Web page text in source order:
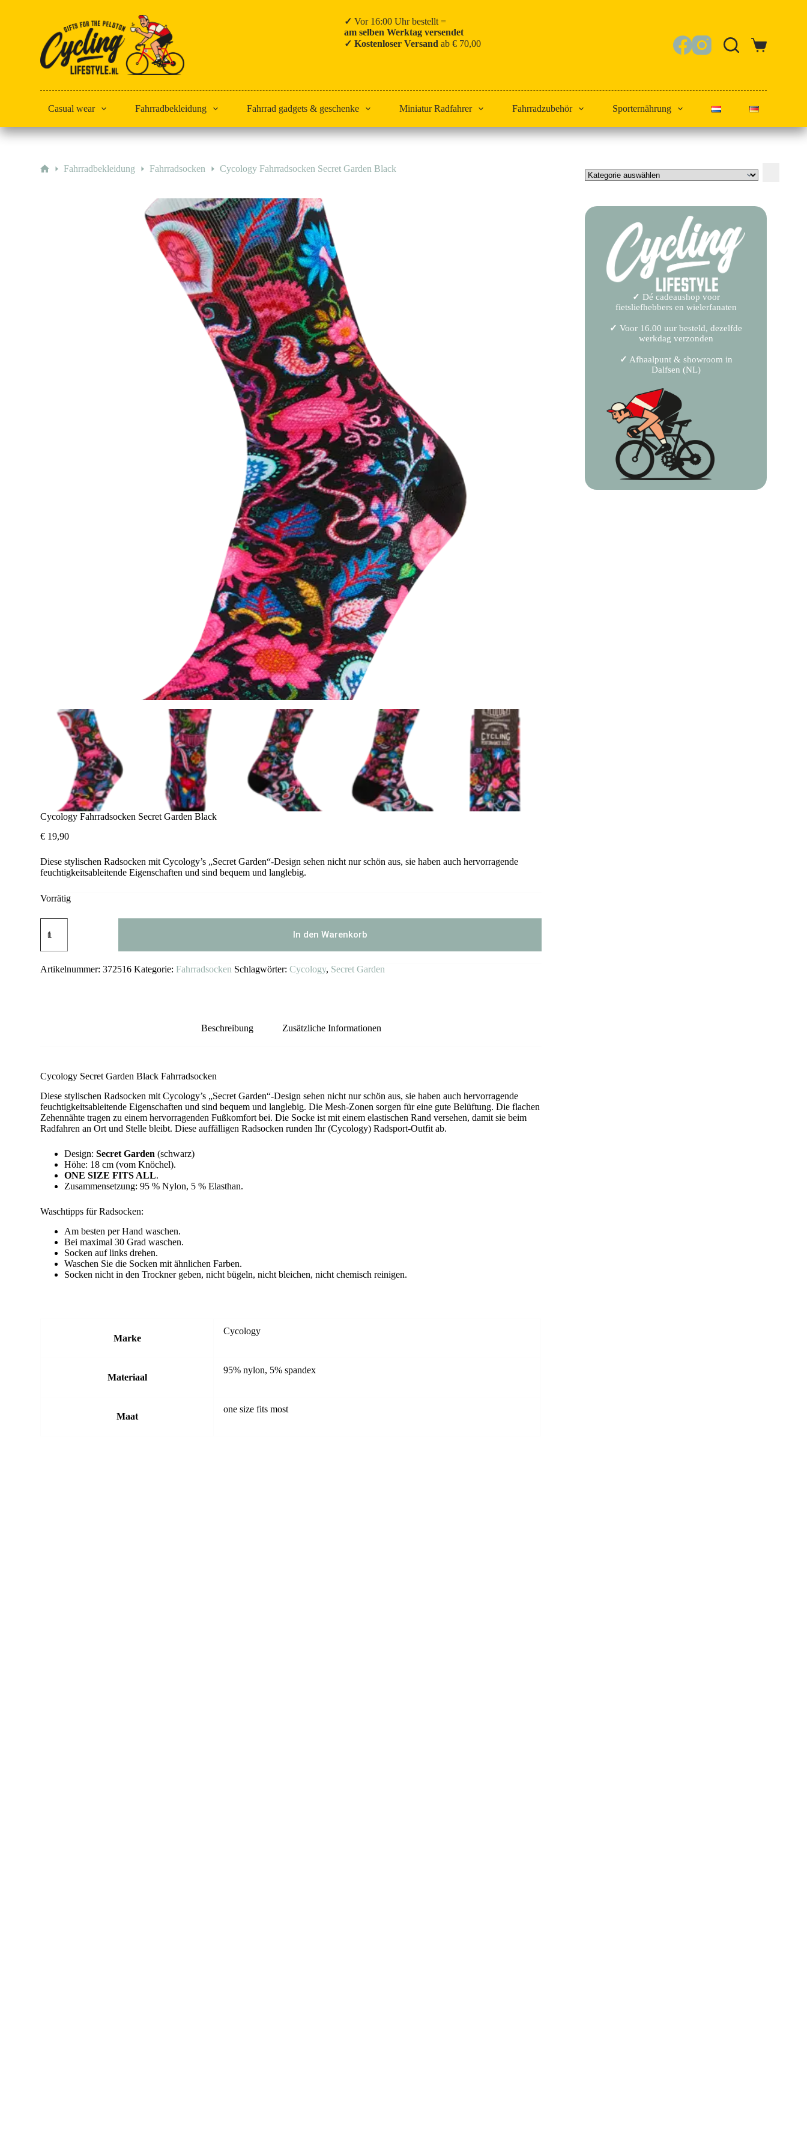
✓ Vor 16:00 Uhr bestellt =
am selben Werktag versendet
✓ Kostenloser Versand ab € 70,00
Warenkorb
Casual wear Fahrradbekleidung Fahrrad gadgets & geschenke Miniatur Radfahrer Fahrradzubehör Sporternährung
StartFahrradbekleidung Fahrradsocken Cycology Fahrradsocken Secret Garden Black
Cycology Fahrradsocken Secret Garden Black
€ 19,90
Diese stylischen Radsocken mit Cycology’s „Secret Garden“-Design sehen nicht nur schön aus, sie haben auch hervorragende
feuchtigkeitsableitende Eigenschaften und sind bequem und langlebig.
Vorrätig
Fahrradsocken
Garden
Menge
In den Warenkorb
Artikelnummer:372516 Kategorie:Fahrradsocken Schlagwörter:Cycology, Secret Garden
Beschreibung Zusätzliche Informationen
Cycology Secret Garden Black Fahrradsocken
Diese stylischen Radsocken mit Cycology’s „Secret Garden“-Design sehen nicht nur schön aus, sie haben auch hervorragende
feuchtigkeitsableitende Eigenschaften und sind bequem und langlebig. Die Mesh-Zonen sorgen für eine gute Belüftung. Die flachen
Zehennähte tragen zu einem hervorragenden Fußkomfort bei. Die Socke ist mit einem elastischen Rand versehen, damit sie beim
Radfahren an Ort und Stelle bleibt. Diese auffälligen Radsocken runden Ihr (Cycology) Radsport-Outfit ab.
Design:Secret Garden(schwarz)
Höhe: 18 cm (vom Knöchel).
ONE SIZE FITS ALL.
Zusammensetzung: 95 % Nylon, 5 % Elasthan.
Waschtipps für Radsocken:
Am besten per Hand waschen.
Bei maximal 30 Grad waschen.
Socken auf links drehen.
Waschen Sie die Socken mit ähnlichen Farben.
Socken nicht in den Trockner geben, nicht bügeln, nicht bleichen, nicht chemisch reinigen.
Marke
Cycology
Materiaal
95% nylon, 5% spandex
Maat
one size fits most
auswählen
✓ Dé cadeaushop voor
fietsliefhebbers en wielerfanaten
✓ Voor 16.00 uur besteld, dezelfde
werkdag verzonden
✓ Afhaalpunt & showroom in
Dalfsen (NL)